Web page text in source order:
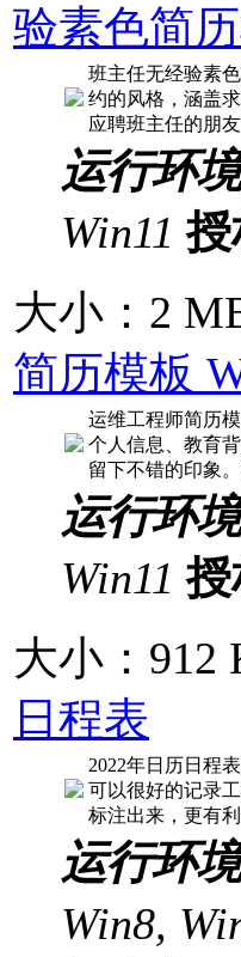
验素色简
班主任无经验素
约的风格，涵盖
应聘班主任的朋
运行环
Win11 授
大小：2
简历模板
运维工程师简历
个人信息、教育
留下不错的印象
运行环
Win11 授
大小：912
日程表
2022年日历日程
可以很好的记录
标注出来，更有
运行环
Win8,